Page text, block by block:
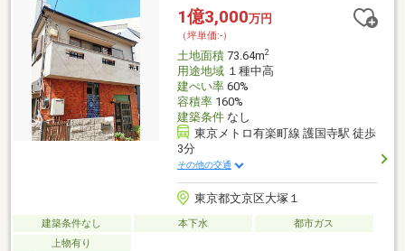
に周辺環境を車でぐるっとご案内いたします！■完成イメージ物
件ご案内！広さのイメージをもっていただく完成物件もご案内可
能♪
1億3,000万円
（坪単価:-）
土地面積73.64m2
用途地域１種中高
建ぺい率60%
容積率160%
建築条件なし
東京メトロ有楽町線 護国寺駅 徒歩
3分
その他の交通
東京都文京区大塚１
建築条件なし 本下水
都市ガス
上物有り